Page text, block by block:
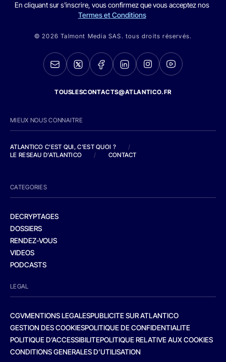
En cliquant sur s'inscrire, vous confirmez que vous acceptez nos
Termes et Conditions
© 2026 Talmont Media SAS. tous droits réservés.
TOUSLESCONTACTS@ATLANTICO.FR
MIEUX NOUS CONNAITRE
ATLANTICO C'EST QUI, C'EST QUOI ?
/
LE RESEAU D'ATLANTICO
/ CONTACT
CATEGORIES
DECRYPTAGES
DOSSIERS
RENDEZ-VOUS
VIDEOS
PODCASTS
LEGAL
CGVMENTIONS LEGALESPUBLICITE SUR ATLANTICO
GESTION DES COOKIESPOLITIQUE DE CONFIDENTIALITE
POLITIQUE D’ACCESSIBILITEPOLITIQUE RELATIVE AUX COOKIES
CONDITIONS GENERALES D’UTILISATION